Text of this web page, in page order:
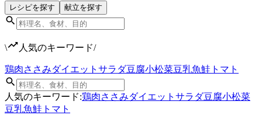
レシピを探す 献立を探す
\ 人気のキーワード/
鶏肉ささみダイエット サラダ豆腐小松菜豆乳魚鮭 トマト
人気のキーワード:鶏肉ささみダイエット サラダ豆腐小松菜
豆乳魚鮭 トマト